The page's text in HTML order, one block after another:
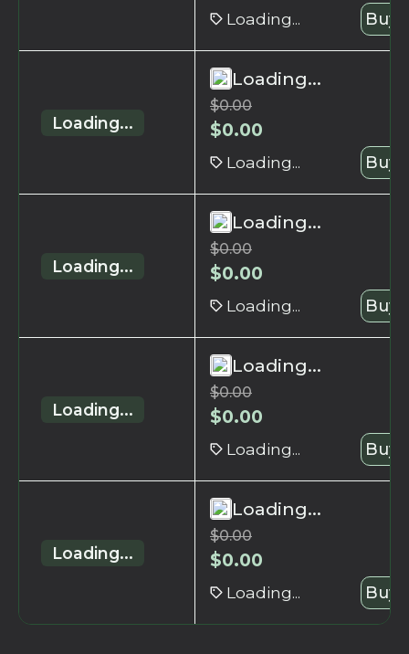
Loading... Buy
Loading...
Loading...
$0.00
$0.00
Loading... Buy
Loading...
Loading...
$0.00
$0.00
Loading... Buy
Loading...
Loading...
$0.00
$0.00
Loading... Buy
Loading...
Loading...
$0.00
$0.00
Loading... Buy